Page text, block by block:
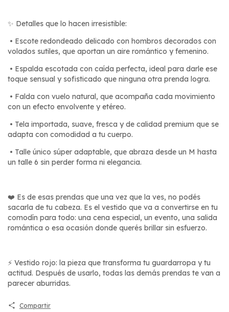
✨ Detalles que lo hacen irresistible:
• Escote redondeado delicado con hombros decorados con
volados sutiles, que aportan un aire romántico y femenino.
• Espalda escotada con caída perfecta, ideal para darle ese
toque sensual y sofisticado que ninguna otra prenda logra.
• Falda con vuelo natural, que acompaña cada movimiento
con un efecto envolvente y etéreo.
• Tela importada, suave, fresca y de calidad premium que se
adapta con comodidad a tu cuerpo.
• Talle único súper adaptable, que abraza desde un M hasta
un talle 6 sin perder forma ni elegancia.
❤️ Es de esas prendas que una vez que la ves, no podés
sacarla de tu cabeza. Es el vestido que va a convertirse en tu
comodín para todo: una cena especial, un evento, una salida
romántica o esa ocasión donde querés brillar sin esfuerzo.
⚡ Vestido rojo: la pieza que transforma tu guardarropa y tu
actitud. Después de usarlo, todas las demás prendas te van a
parecer aburridas.
Compartir